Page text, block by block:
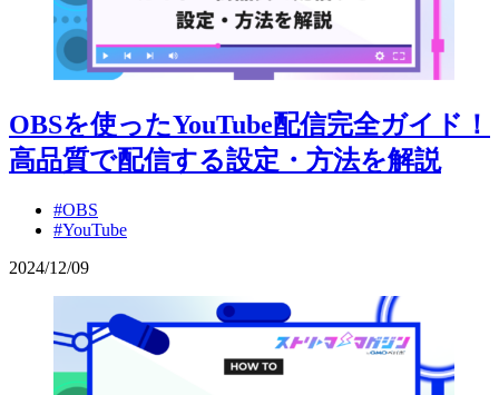
OBSを使ったYouTube配信完全ガイド！
高品質で配信する設定・方法を解説
#OBS
#YouTube
2024/12/09